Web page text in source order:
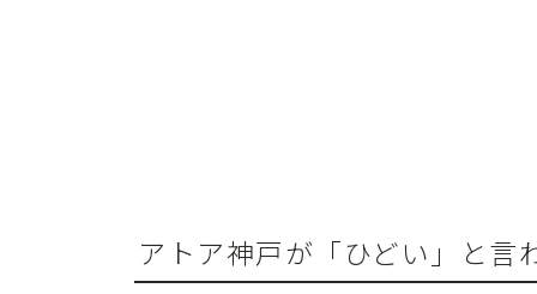
アトア神戸が「ひどい」と言